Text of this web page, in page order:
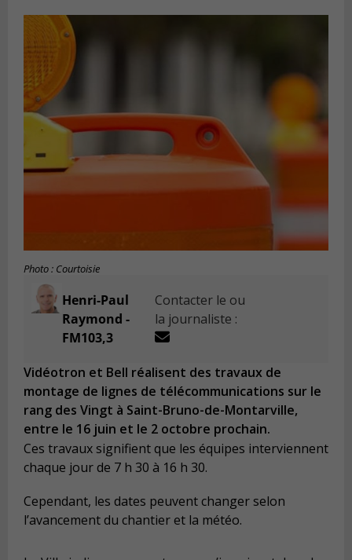
Photo : Courtoisie
Henri-Paul
Raymond -
FM103,3
Contacter le ou
la journaliste :
Vidéotron et Bell réalisent des travaux de
montage de lignes de télécommunications sur le
rang des Vingt à Saint-Bruno-de-Montarville,
entre le 16 juin et le 2 octobre prochain.
Ces travaux signifient que les équipes interviennent
chaque jour de 7 h 30 à 16 h 30.
Cependant, les dates peuvent changer selon
l’avancement du chantier et la météo.